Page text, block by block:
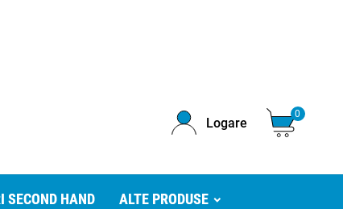
Logare
0
SECOND HAND ALTE PRODUSE